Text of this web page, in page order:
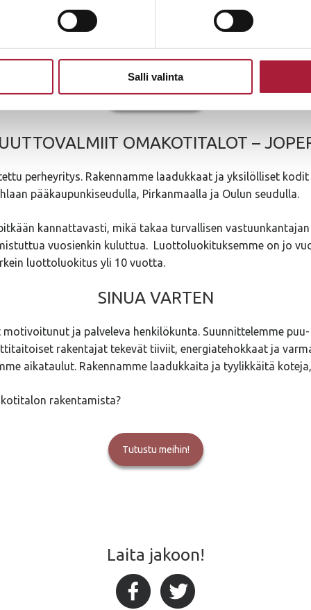
Salli valinta
2023 loppuun viisi uutta talomalliamme, jotka on
tai hirsitalona. Tyylikkäät talomallit on mahdollista
Tartu tarjoukseen!
OMAKOTITALOT –
perheyritys. Rakennamme laadukkaat ja yksilölliset
pääkaupunkiseudulla, Pirkanmaalla ja Oulun seudulla.
kannattavasti, mikä takaa turvallisen
vuosienkin kuluttua. Luottoluokituksemme on jo
luottoluokitus yli 10 vuotta.
SINUA VARTEN
ja palveleva henkilökunta. Suunnittelemme
rakentajat tekevät tiiviit, energiatehokkaat ja
aikataulut. Rakennamme laadukkaita ja tyylikkäitä
rakentamista?
Tutustu meihin!
Laita jakoon!